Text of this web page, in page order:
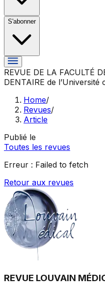
S'abonner
REVUE DE LA FACULTÉ
DENTAIRE de l’Université
Home/
Revues/
Article
Publié le
Toutes les revues
Erreur : Failed to fetch
Retour aux revues
REVUE LOUVAIN